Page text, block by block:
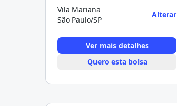
Vila Mariana
São Paulo/SP
Alterar
Ver mais detalhes
Quero esta bolsa